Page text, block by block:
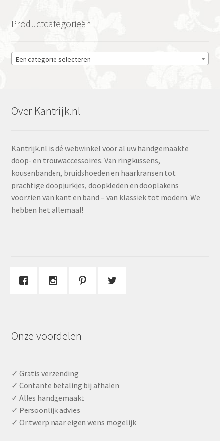
Productcategorieën
Een categorie selecteren
Over Kantrijk.nl
Kantrijk.nl is dé webwinkel voor al uw handgemaakte
doop- en trouwaccessoires. Van ringkussens,
kousenbanden, bruidshoeden en haarkransen tot
prachtige doopjurkjes, doopkleden en dooplakens
voorzien van kant en band – van klassiek tot modern. We
hebben het allemaal!
Onze voordelen
✓ Gratis verzending
✓ Contante betaling bij afhalen
✓ Alles handgemaakt
✓ Persoonlijk advies
✓ Ontwerp naar eigen wens mogelijk